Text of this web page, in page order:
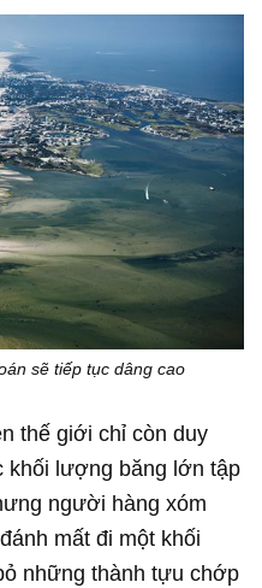
sẽ tiếp tục dâng cao
thế giới chỉ còn duy
khối lượng băng lớn tập
người hàng xóm
mất đi một khối
những thành tựu chớp